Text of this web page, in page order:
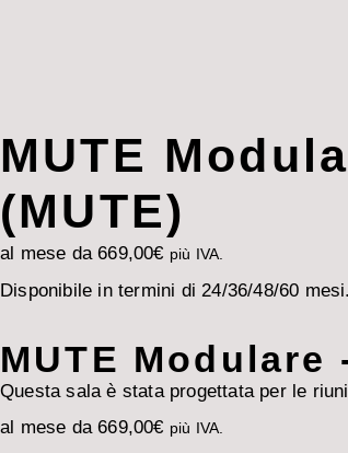
MUTE
(MUTE)
al mese da669,00€ più IVA.
Disponibile in termini di 24/36/48/60
MUTE
Questa sala è stata progettata per le
al mese da669,00€ più IVA.